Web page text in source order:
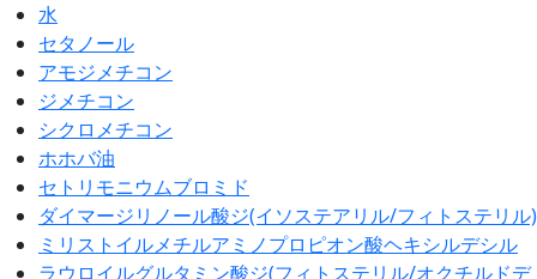
水
セタノール
アモジメチコン
ジメチコン
シクロメチコン
ホホバ油
セトリモニウムブロミド
ダイマージリノール酸ジ(イソステアリル/フィトステリル)
ミリストイルメチルアミノプロピオン酸ヘキシルデシル
ラウロイルグルタミン酸ジ(フィトステリル/オクチルドデ